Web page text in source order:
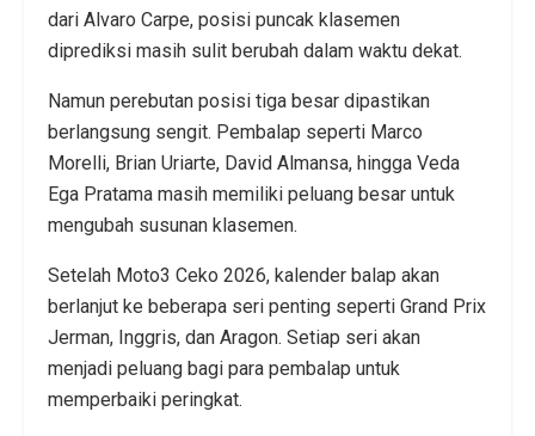
dari Alvaro Carpe, posisi puncak klasemen
diprediksi masih sulit berubah dalam waktu dekat.
Namun perebutan posisi tiga besar dipastikan
berlangsung sengit. Pembalap seperti Marco
Morelli, Brian Uriarte, David Almansa, hingga Veda
Ega Pratama masih memiliki peluang besar untuk
mengubah susunan klasemen.
Setelah Moto3 Ceko 2026, kalender balap akan
berlanjut ke beberapa seri penting seperti Grand Prix
Jerman, Inggris, dan Aragon. Setiap seri akan
menjadi peluang bagi para pembalap untuk
memperbaiki peringkat.